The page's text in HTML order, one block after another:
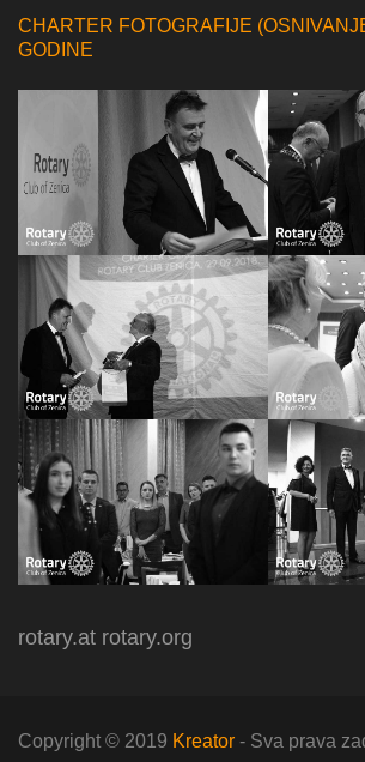
CHARTER FOTOGRAFIJE
GODINE
rotary.at rotary.org
Copyright © 2019 Kreator - Sva prava